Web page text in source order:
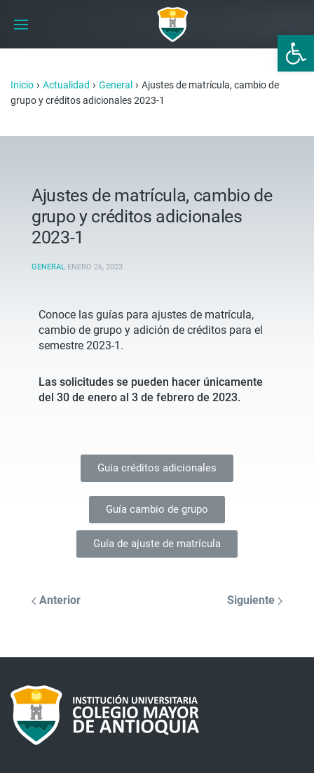
Abrir
Inicio › Actualidad › General › Ajustes de matrícula, cambio de
grupo y créditos adicionales 2023-1
Ajustes de matrícula, cambio de
grupo y créditos adicionales
2023-1
GENERAL ENERO 26, 2023.
Conoce las guías para ajustes de matrícula,
cambio de grupo y adición de créditos para el
semestre 2023-1.
Las solicitudes se pueden hacer únicamente
del 30 de enero al 3 de febrero de 2023.
Guía créditos adicionales
Guía cambio de grupo
Guía de ajuste de matrícula
Anterior Siguiente